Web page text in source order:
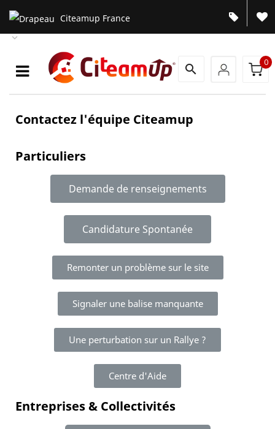
Citeamup France

search
0
Contactez l'équipe Citeamup
Particuliers
Demande de renseignements
Candidature Spontanée
Remonter un problème sur le site
Signaler une balise manquante
Une perturbation sur un Rallye ?
Centre d'Aide
Entreprises & Collectivités